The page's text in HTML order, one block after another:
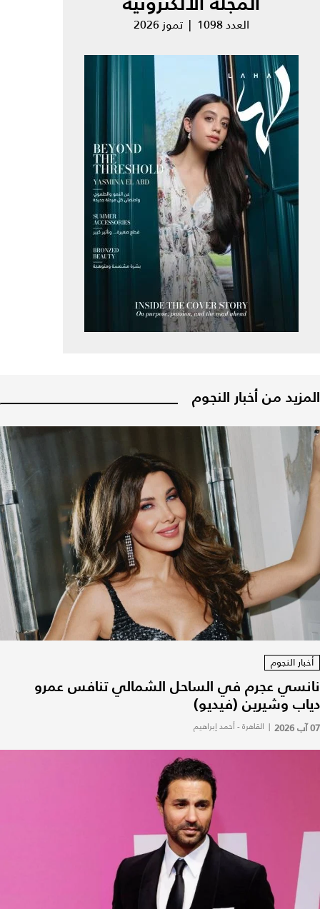
العدد 1098 | تموز 2026
المزيد من أخبار النجوم
أخبار النجوم
نانسي عجرم في الساحل الشمالي تنافس عمرو
دياب وشيرين (فيديو)
07 آب 2026 | القاهرة - أحمد إبراهيم